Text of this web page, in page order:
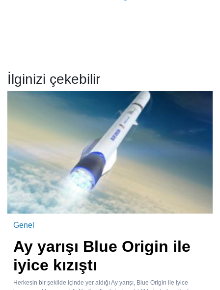
İlginizi çekebilir
Genel
Ay yarışı Blue Origin ile
iyice kızıştı
Herkesin bir şekilde içinde yer aldığı Ay yarışı, Blue Origin ile iyice